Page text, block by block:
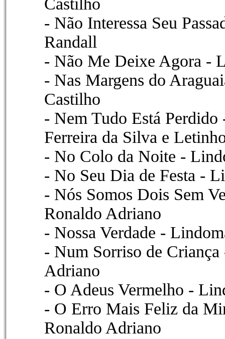
- Não Interessa Seu
Randall
- Não Me Deixe Agora -
- Nas Margens do
Castilho
- Nem Tudo Está
Ferreira da Silva e
- No Colo da Noite -
- No Seu Dia de Festa -
- Nós Somos Dois Sem
Ronaldo Adriano
- Nossa Verdade -
- Num Sorriso de
Adriano
- O Adeus Vermelho -
- O Erro Mais Feliz da
Ronaldo Adriano